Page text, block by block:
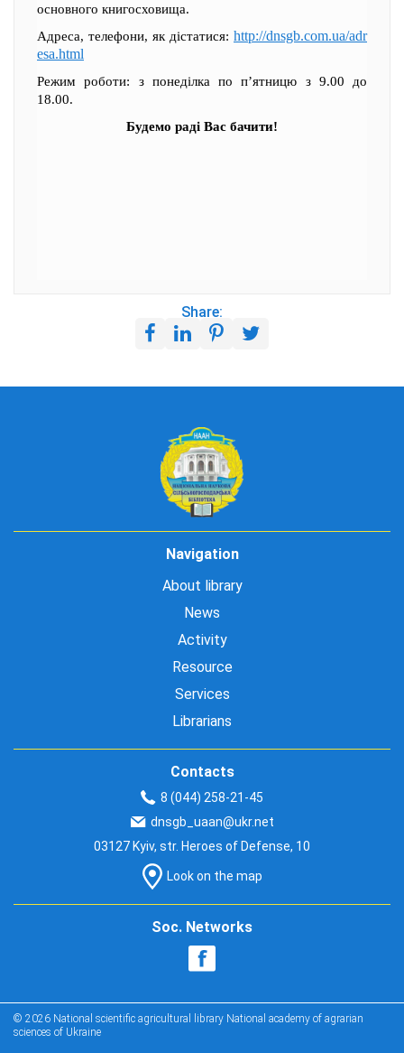
основного книгосховища.
Адреса, телефони, як дістатися: http://dnsgb.com.ua/adr
esa.html
Режим роботи: з понеділка по п’ятницю з 9.00 до
18.00.
Будемо раді Вас бачити!
Share:
Navigation
About library
News
Activity
Resource
Services
Librarians
Contacts
8 (044) 258-21-45
dnsgb_uaan@ukr.net
03127 Kyiv, str. Heroes of Defense, 10
Look on the map
Soc. Networks
© 2026 National scientific agricultural library National academy of agrarian
sciences of Ukraine